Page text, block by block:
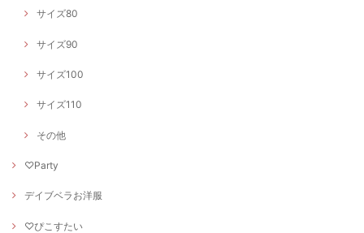
サイズ80
サイズ90
サイズ100
サイズ110
その他
♡Party
デイブベラお洋服
♡ぴこすたい